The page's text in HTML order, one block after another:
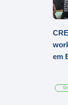
em